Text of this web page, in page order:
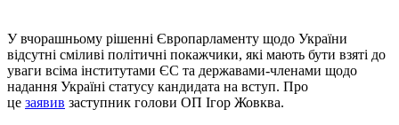
У вчорашньому рішенні Європарламенту щодо України
відсутні сміливі політичні покажчики, які мають бути взяті до
уваги всіма інститутами ЄС та державами-членами щодо
надання Україні статусу кандидата на вступ. Про
це заявив заступник голови ОП Ігор Жовква.